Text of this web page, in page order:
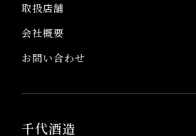
取扱店舗
会社概要
お問い合わせ
千代酒造